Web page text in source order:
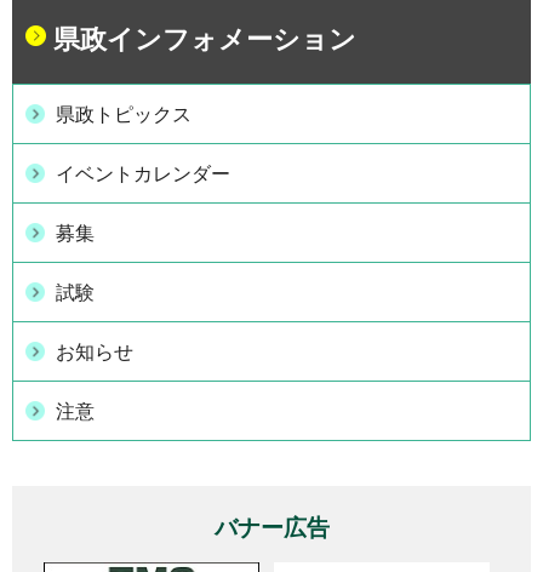
県政インフォメーション
県政トピックス
イベントカレンダー
募集
試験
お知らせ
注意
バナー広告